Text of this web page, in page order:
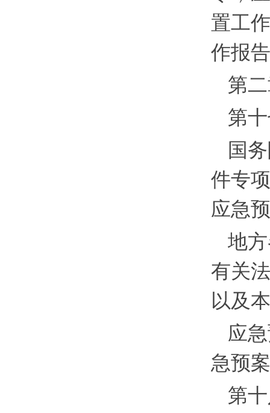
置工
作报
第
第
国
件专
应急
地
有关
以及
应
急预
第